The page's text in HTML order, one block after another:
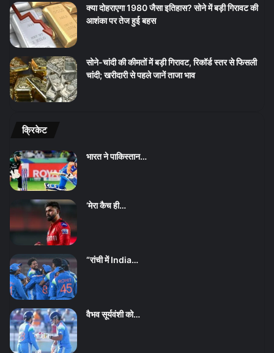
क्या दोहराएगा 1980 जैसा इतिहास? सोने में बड़ी गिरावट की
आशंका पर तेज हुई बहस
सोने-चांदी की कीमतों में बड़ी गिरावट, रिकॉर्ड स्तर से फिसली
चांदी; खरीदारी से पहले जानें ताजा भाव
क्रिकेट
भारत ने पाकिस्तान…
‘मेरा कैच ही…
“रांची में India…
वैभव सूर्यवंशी को…